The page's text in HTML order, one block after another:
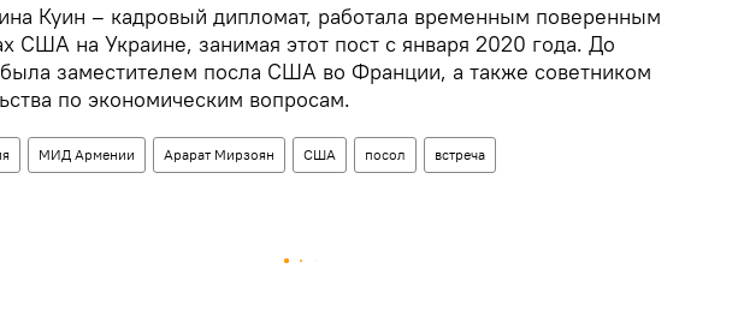
Куин – кадровый дипломат, работала временным поверенным
США на Украине, занимая этот пост с января 2020 года. До
была заместителем посла США во Франции, а также советником
по экономическим вопросам.
МИД Армении Арарат Мирзоян США посол встреча